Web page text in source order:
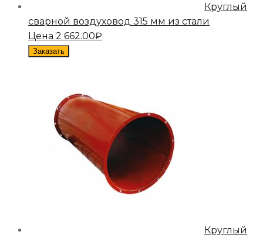
Круглый
сварной воздуховод 315 мм из стали
Цена 2 662.00₽
Заказать
Круглый